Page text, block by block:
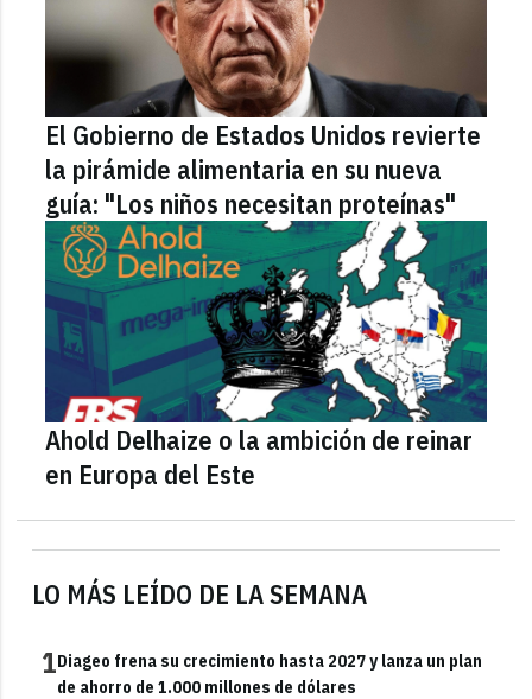
LO MÁS LEÍDO DE LA SEMANA
1Diageo frena su crecimiento hasta 2027 y lanza un plan
de ahorro de 1.000 millones de dólares
El Gobierno de Estados Unidos revierte
la pirámide alimentaria en su nueva
guía: "Los niños necesitan proteínas"
Ahold Delhaize o la ambición de reinar
en Europa del Este